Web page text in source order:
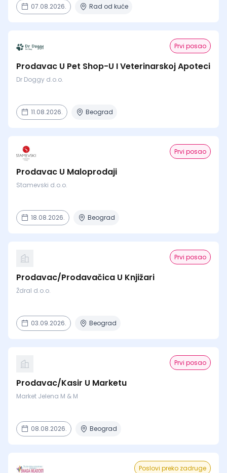
07.08.2026. Rad od kuće
Prvi posao
Prodavac U Pet Shop-U I Veterinarskoj Apoteci
Dr Doggy d.o.o.
11.08.2026. Beograd
Prvi posao
Prodavac U Maloprodaji
Stamevski d.o.o.
18.08.2026. Beograd
Prvi posao
Prodavac/Prodavačica U Knjižari
Ždral d.o.o.
03.09.2026. Beograd
Prvi posao
Prodavac/Kasir U Marketu
Market Jelena M & M
08.08.2026. Beograd
Poslovi preko zadruge